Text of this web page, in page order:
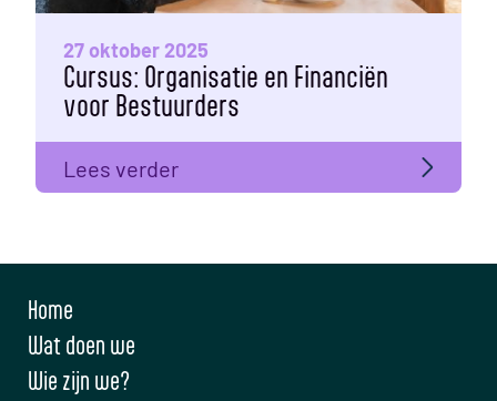
27 oktober 2025
Cursus: Organisatie en Financiën
voor Bestuurders
Lees verder
Home
Wat doen we
Wie zijn we?